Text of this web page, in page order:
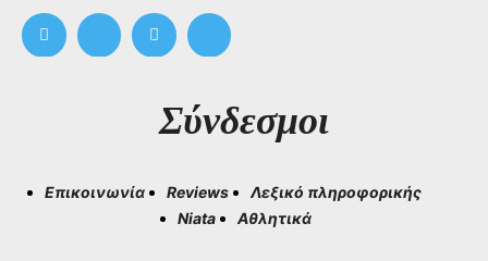
Σύνδεσμοι
Επικοινωνία Reviews
Λεξικό πληροφορικής
Niata
Αθλητικά